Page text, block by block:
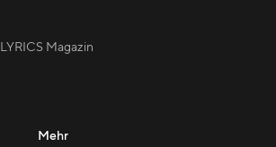
LYRICS Magazin
Mehr